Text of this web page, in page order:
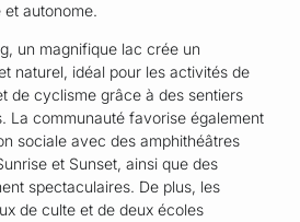
autonome.
un magnifique lac crée un
naturel, idéal pour les activités de
de cyclisme grâce à des sentiers
La communauté favorise également
sociale avec des amphithéâtres
et Sunset, ainsi que des
spectaculaires. De plus, les
de culte et de deux écoles